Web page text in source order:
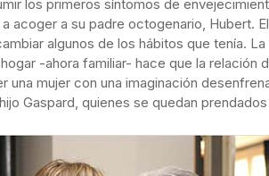
los primeros síntomos de
acoger a su padre octogenario, Hubert.
algunos de los hábitos que tenía.
-ahora familiar- hace que la relación
una mujer con una imaginación
Gaspard, quienes se quedan